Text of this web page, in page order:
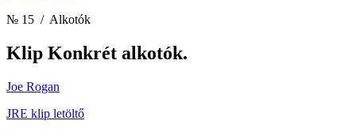
№ 15 / Alkotók
Klip Konkrét alkotók.
Joe Rogan
JRE klip letöltő